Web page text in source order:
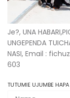
Je?, UNA
UNGEPENDA
NASI, Email :
603
TUTUMIE UJUMBE HAPA